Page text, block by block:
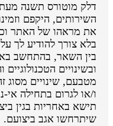
דלק מוטורס תשנה
השירותים, היקפם
את מראהו של האתר
בלא צורך להודיע לך על
בין השאר, בהתחשב
ובשינויים
מטבעם, שינויים מסוג
ו/או לגרום בתחילה אי-
תישא באחריות בגין
שיתרחשו אגב ביצועם.